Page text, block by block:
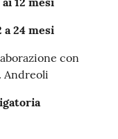
a 24 mesi
con
Andreoli